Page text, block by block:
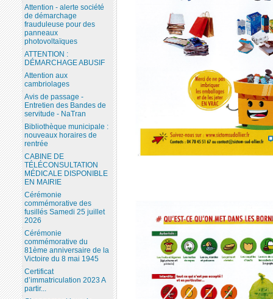
Attention - alerte société
de démarchage
frauduleuse pour des
panneaux
photovoltaïques
ATTENTION :
DÉMARCHAGE ABUSIF
Attention aux
cambriolages
Avis de passage -
Entretien des Bandes de
servitude - NaTran
Bibliothèque municipale :
nouveaux horaires de
rentrée
CABINE DE
TÉLÉCONSULTATION
MÉDICALE DISPONIBLE
EN MAIRIE
Cérémonie
commémorative des
fusillés Samedi 25 juillet
2026
Cérémonie
commémorative du
81ème anniversaire de la
Victoire du 8 mai 1945
Certificat
d’immatriculation 2023 A
partir...